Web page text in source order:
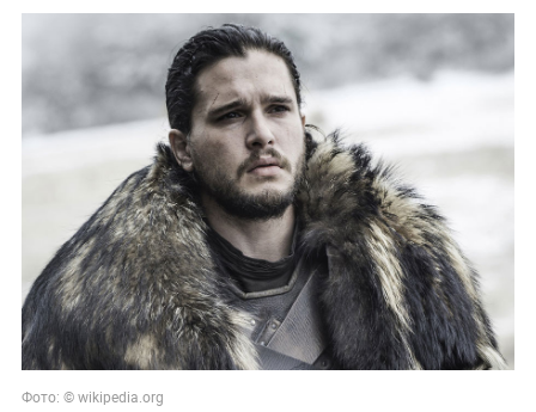
Фото: © wikipedia.org